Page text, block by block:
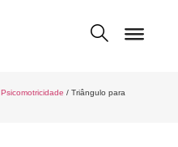
Psicomotricidade / Triângulo para